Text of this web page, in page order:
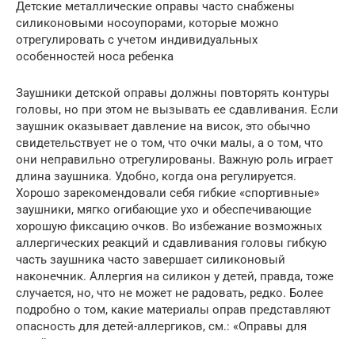
Детские металлические оправы часто снабжены
силиконовыми носоупорами, которые можно
отрегулировать с учетом индивидуальных
особенностей носа ребенка
Заушники детской оправы должны повторять контуры
головы, но при этом не вызывать ее сдавливания. Если
заушник оказывает давление на висок, это обычно
свидетельствует не о том, что очки малы, а о том, что
они неправильно отрегулированы. Важную роль играет
длина заушника. Удобно, когда она регулируется.
Хорошо зарекомендовали себя гибкие «спортивные»
заушники, мягко огибающие ухо и обеспечивающие
хорошую фиксацию очков. Во избежание возможных
аллергических реакций и сдавливания головы гибкую
часть заушника часто завершает силиконовый
наконечник. Аллергия на силикон у детей, правда, тоже
случается, но, что не может не радовать, редко. Более
подробно о том, какие материалы оправ представляют
опасность для детей-аллергиков, см.: «Оправы для